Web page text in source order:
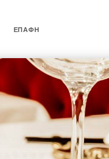
ΕΠΑΦΉ